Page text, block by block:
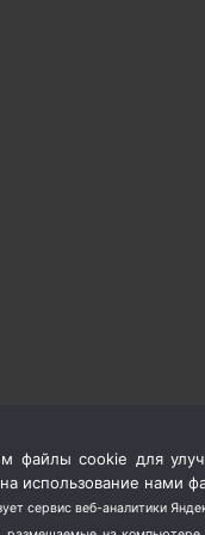
файлы cookie для
на использование нами
сервис веб-аналитики